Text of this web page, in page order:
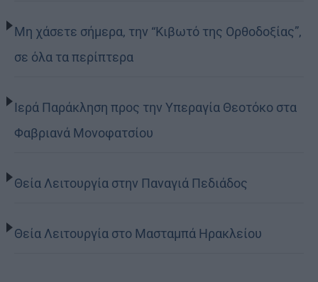
Μη χάσετε σήμερα, την “Κιβωτό της Ορθοδοξίας”,
σε όλα τα περίπτερα
Ιερά Παράκληση προς την Υπεραγία Θεοτόκο στα
Φαβριανά Μονοφατσίου
Θεία Λειτουργία στην Παναγιά Πεδιάδος
Θεία Λειτουργία στο Μασταμπά Ηρακλείου